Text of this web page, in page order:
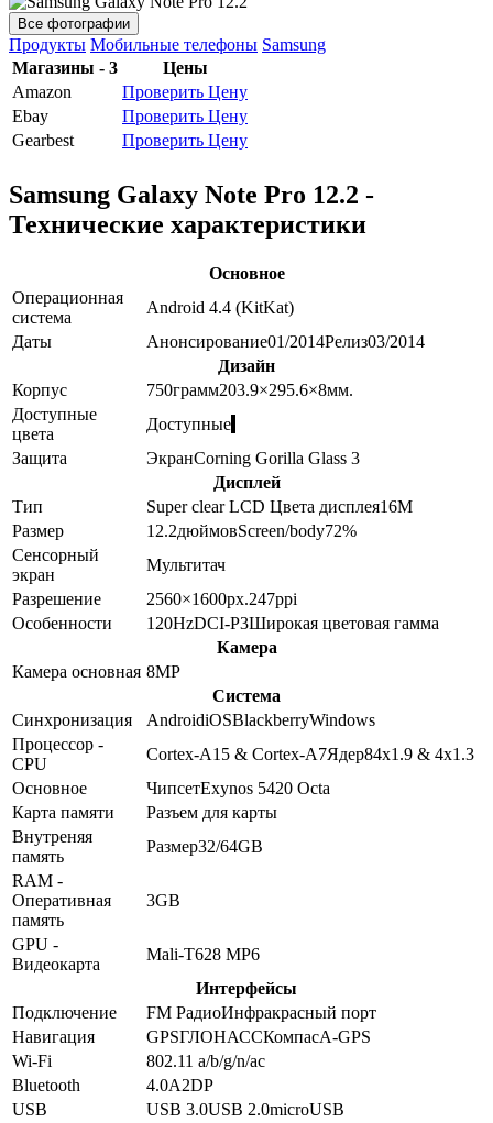
Все фотографии
Продукты Мобильные телефоны Samsung
Магазины - 3
Цены
Amazon
Проверить Цену
Ebay
Проверить Цену
Gearbest
Проверить Цену
Samsung Galaxy Note Pro 12.2 -
Технические характеристики
Основное
Операционная
система
Android 4.4 (KitKat)
Даты
Анонсирование01/2014Релиз03/2014
Дизайн
Корпус
750грамм203.9×295.6×8мм.
Доступные
цвета
Доступные
Защита
ЭкранCorning Gorilla Glass 3
Дисплей
Тип
Super clear LCD Цвета дисплея16M
Размер
12.2дюймовScreen/body72%
Сенсорный
экран
Мультитач
Разрешение
2560×1600px.247ppi
Особенности
120HzDCI-P3Широкая цветовая гамма
Камера
Камера основная 8MP
Система
Синхронизация
AndroidiOSBlackberryWindows
Процессор -
CPU
Cortex-A15 & Cortex-A7Ядер84x1.9 & 4x1.3
Основное
ЧипсетExynos 5420 Octa
Карта памяти
Разъем для карты
Внутреняя
память
Размер32/64GB
RAM -
Оперативная
память
3GB
GPU -
Видеокарта
Mali-T628 MP6
Интерфейсы
Подключение
FM РадиоИнфракрасный порт
Навигация
GPSГЛОНАССКомпасA-GPS
Wi-Fi
802.11 a/b/g/n/ac
Bluetooth
4.0A2DP
USB
USB 3.0USB 2.0microUSB